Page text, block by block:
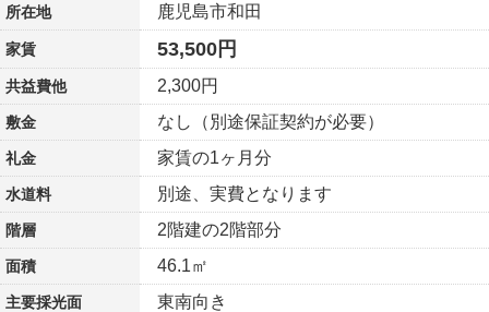
所在地 鹿児島市和田
家賃 53,500円
共益費他 2,300円
敷金 なし（別途保証契約が必要）
礼金 家賃の1ヶ月分
水道料 別途、実費となります
階層 2階建の2階部分
面積 46.1㎡
主要採光面 東南向き